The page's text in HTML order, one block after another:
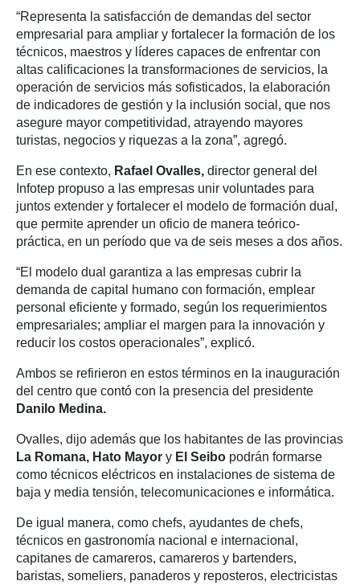
“Representa la satisfacción de demandas del sector
empresarial para ampliar y fortalecer la formación de los
técnicos, maestros y líderes capaces de enfrentar con
altas calificaciones la transformaciones de servicios, la
operación de servicios más sofisticados, la elaboración
de indicadores de gestión y la inclusión social, que nos
asegure mayor competitividad, atrayendo mayores
turistas, negocios y riquezas a la zona”, agregó.
En ese contexto, Rafael Ovalles, director general del
Infotep propuso a las empresas unir voluntades para
juntos extender y fortalecer el modelo de formación dual,
que permite aprender un oficio de manera teórico-
práctica, en un período que va de seis meses a dos años.
“El modelo dual garantiza a las empresas cubrir la
demanda de capital humano con formación, emplear
personal eficiente y formado, según los requerimientos
empresariales; ampliar el margen para la innovación y
reducir los costos operacionales”, explicó.
Ambos se refirieron en estos términos en la inauguración
del centro que contó con la presencia del presidente
Danilo Medina.
Ovalles, dijo además que los habitantes de las provincias
La Romana, Hato Mayor y El Seibo podrán formarse
como técnicos eléctricos en instalaciones de sistema de
baja y media tensión, telecomunicaciones e informática.
De igual manera, como chefs, ayudantes de chefs,
técnicos en gastronomía nacional e internacional,
capitanes de camareros, camareros y bartenders,
baristas, someliers, panaderos y reposteros, electricistas